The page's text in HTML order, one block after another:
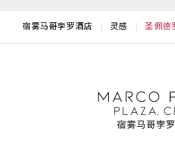
宿雾马哥孛罗酒店 灵感 圣佩德